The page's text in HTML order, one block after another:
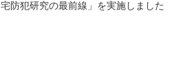
宅防犯研究の最前線」を実施しました